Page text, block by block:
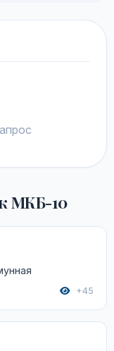
МКБ-10
+45